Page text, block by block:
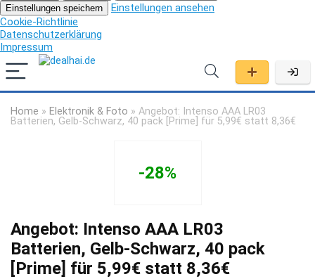
Einstellungen speichern
Einstellungen ansehen
Cookie-Richtlinie
Datenschutzerklärung
Impressum
Home » Elektronik & Foto » Angebot: Intenso AAA LR03
Batterien, Gelb-Schwarz, 40 pack [Prime] für 5,99€ statt 8,36€
-28%
Angebot: Intenso AAA LR03
Batterien, Gelb-Schwarz, 40 pack
[Prime] für 5,99€ statt 8,36€